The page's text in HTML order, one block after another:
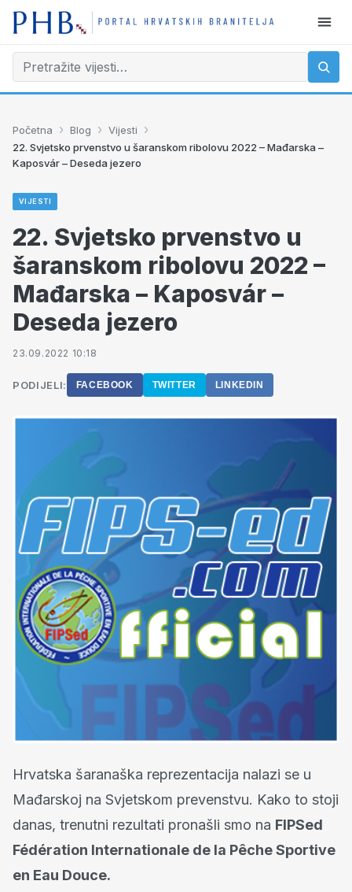
Početna › Blog › Vijesti ›
22. Svjetsko prvenstvo u šaranskom ribolovu 2022 – Mađarska –
Kaposvár – Deseda jezero
VIJESTI
22. Svjetsko prvenstvo u
šaranskom ribolovu 2022 –
Mađarska – Kaposvár –
Deseda jezero
23.09.2022 10:18
PODIJELI: FACEBOOK TWITTER LINKEDIN
Hrvatska šaranaška reprezentacija nalazi se u
Mađarskoj na Svjetskom prevenstvu. Kako to stoji
danas, trenutni rezultati pronašli smo na FIPSed
Fédération Internationale de la Pêche Sportive
en Eau Douce.